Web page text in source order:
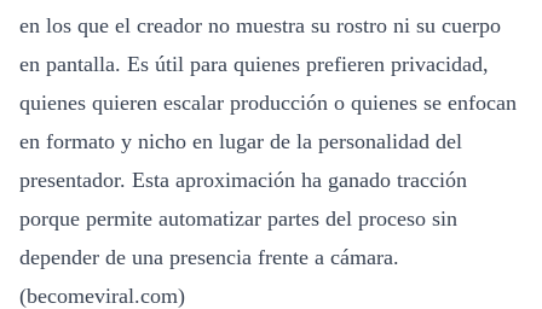
en los que el creador no muestra su rostro ni su cuerpo
en pantalla. Es útil para quienes prefieren privacidad,
quienes quieren escalar producción o quienes se enfocan
en formato y nicho en lugar de la personalidad del
presentador. Esta aproximación ha ganado tracción
porque permite automatizar partes del proceso sin
depender de una presencia frente a cámara.
(becomeviral.com)